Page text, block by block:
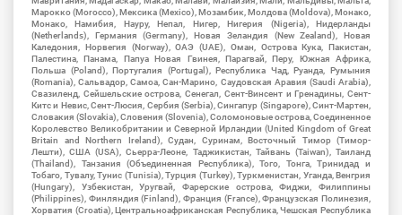
Марокко (Morocco), Мексика (Mexico), Мозамбик, Молдова (Moldova), Монако,
Монако, Намибия, Науру, Непал, Нигер, Нигерия (Nigeria), Нидерланды
(Netherlands), Германия (Germany), Новая Зеландия (New Zealand), Новая
Каледония, Норвегия (Norway), ОАЭ (UAE), Оман, Острова Кука, Пакистан,
Палестина, Панама, Папуа Новая Гвинея, Парагвай, Перу, Южная Африка,
Польша (Poland), Португалия (Portugal), Республика Чад, Руанда, Румыния
(Romania), Сальвадор, Самоа, Сан-Марино, Саудовская Аравия (Saudi Arabia),
Свазиленд, Сейшельские острова, Сенегал, Сент-Винсент и Гренадины, Сент-
Китс и Невис, Сент-Люсия, Сербия (Serbia), Сингапур (Singapore), Синт-Мартен,
Словакия (Slovakia), Словения (Slovenia), Соломоновые острова, Соединенное
Королевство Великобритании и Северной Ирландии (United Kingdom of Great
Britain and Northern Ireland), Судан, Суринам, Восточный Тимор (Тимор-
Лешти), США (USA), Сьерра-Леоне, Таджикистан, Тайвань (Taiwan), Таиланд
(Thailand), Танзания (Объединенная Республика), Того, Тонга, Тринидад и
Тобаго, Тувалу, Тунис (Tunisia), Турция (Turkey), Туркменистан, Уганда, Венгрия
(Hungary), Узбекистан, Уругвай, Фарерские острова, Фиджи, Филиппины
(Philippines), Финляндия (Finland), Франция (France), Французская Полинезия,
Хорватия (Croatia), Центральноафриканская Республика, Чешская Республика